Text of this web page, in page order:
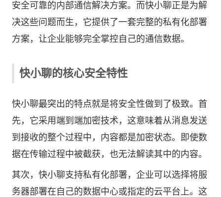
安全可靠的内部通信解决方案。而快小聊正是为解
决这些问题而生，它提供了一套完整的私有化部署
方案，让企业能够完全掌控自己的通信数据。
快小聊的核心安全特性
快小聊最突出的特点就是将安全性做到了极致。首
先，它采用端到端加密技术，这意味着从消息发送
到接收的整个过程中，内容都是加密状态。即使数
据在传输过程中被截获，也无法解读其中的内容。
其次，快小聊支持私有化部署，企业可以选择将服
务器部署在自己的数据中心或指定的云平台上。这